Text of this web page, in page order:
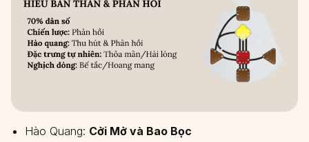
Hào Quang: Cởi Mở và Bao Bọc